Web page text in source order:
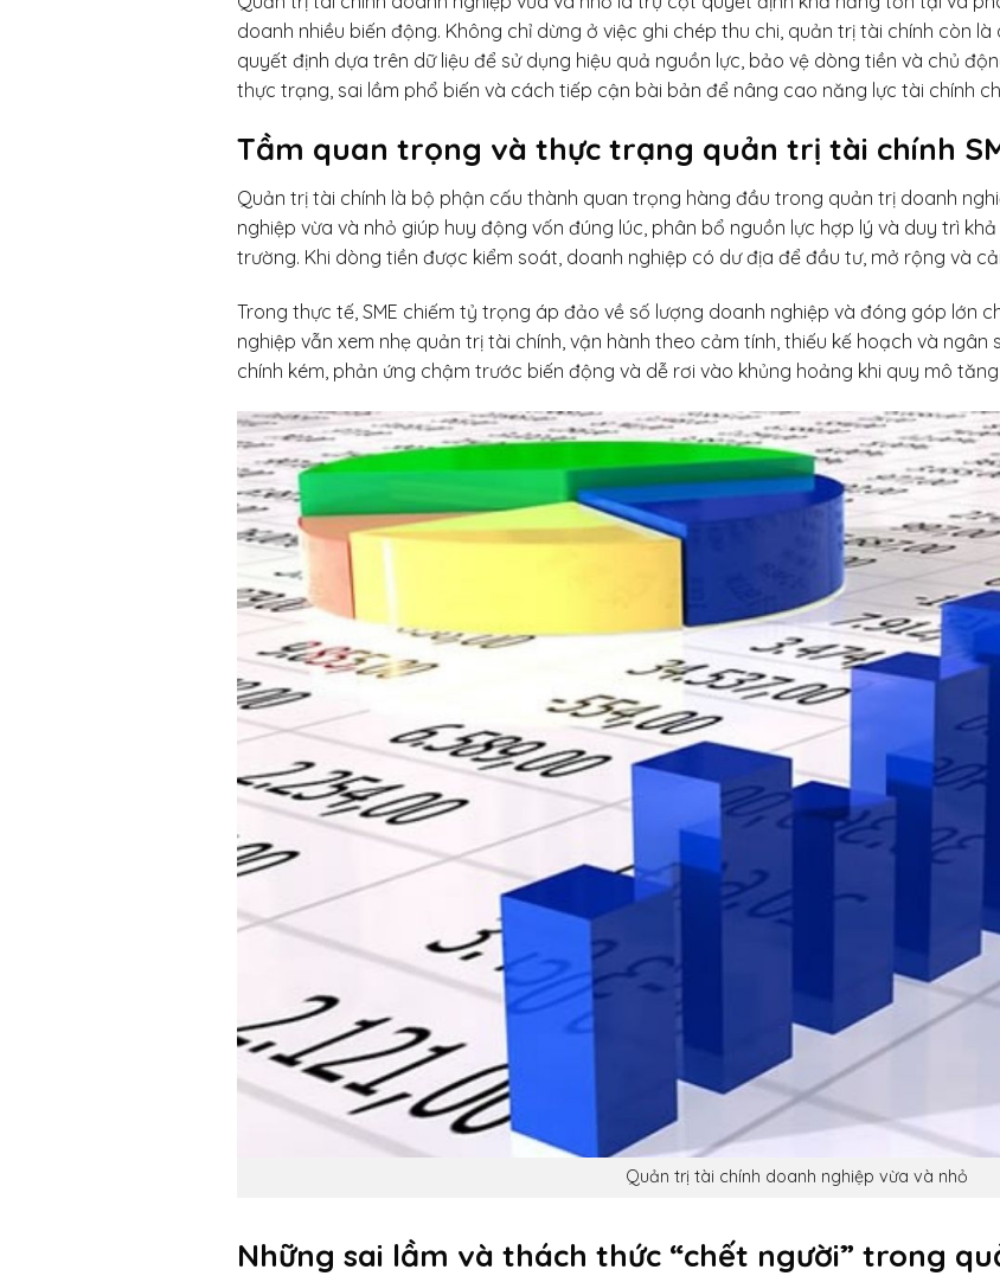
doanh nhiều biến động. Không chỉ dừng ở việc ghi chép thu chi, quản trị tài chính còn
quyết định dựa trên dữ liệu để sử dụng hiệu quả nguồn lực, bảo vệ dòng tiền và chủ
thực trạng, sai lầm phổ biến và cách tiếp cận bài bản để nâng cao năng lực tài chính
Tầm quan trọng và thực trạng quản trị tài chính
Quản trị tài chính là bộ phận cấu thành quan trọng hàng đầu trong quản trị doanh
nghiệp vừa và nhỏ giúp huy động vốn đúng lúc, phân bổ nguồn lực hợp lý và duy trì
trường. Khi dòng tiền được kiểm soát, doanh nghiệp có dư địa để đầu tư, mở rộng và
Trong thực tế, SME chiếm tỷ trọng áp đảo về số lượng doanh nghiệp và đóng góp lớn
nghiệp vẫn xem nhẹ quản trị tài chính, vận hành theo cảm tính, thiếu kế hoạch và
chính kém, phản ứng chậm trước biến động và dễ rơi vào khủng hoảng khi quy mô
Quản trị tài chính doanh nghiệp vừa và nhỏ
Những sai lầm và thách thức “chết người” trong